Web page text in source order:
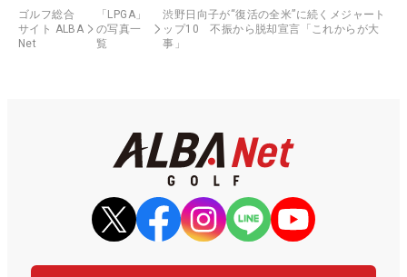
ゴルフ総合
サイト ALBA
Net
「LPGA」
の写真一
覧
渋野日向子が“復活の全米”に続くメジャート
ップ10 不振から脱却宣言「これからが大
事」